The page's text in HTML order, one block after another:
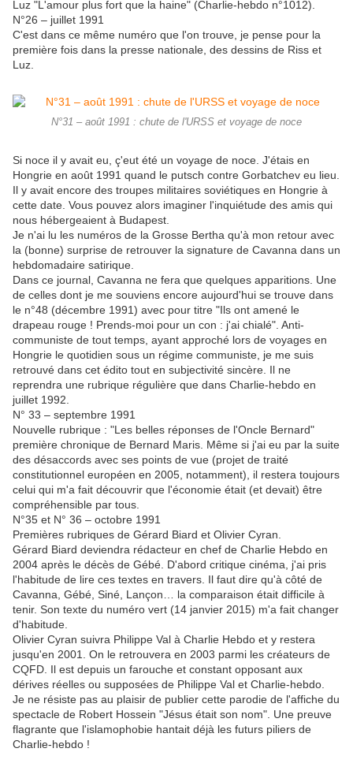
Luz "L'amour plus fort que la haine" (Charlie-hebdo n°1012).
N°26 – juillet 1991
C'est dans ce même numéro que l'on trouve, je pense pour la
première fois dans la presse nationale, des dessins de Riss et
Luz.
N°31 – août 1991 : chute de l'URSS et voyage de noce
Si noce il y avait eu, ç'eut été un voyage de noce. J'étais en
Hongrie en août 1991 quand le putsch contre Gorbatchev eu lieu.
Il y avait encore des troupes militaires soviétiques en Hongrie à
cette date. Vous pouvez alors imaginer l'inquiétude des amis qui
nous hébergeaient à Budapest.
Je n'ai lu les numéros de la Grosse Bertha qu'à mon retour avec
la (bonne) surprise de retrouver la signature de Cavanna dans un
hebdomadaire satirique.
Dans ce journal, Cavanna ne fera que quelques apparitions. Une
de celles dont je me souviens encore aujourd'hui se trouve dans
le n°48 (décembre 1991) avec pour titre "Ils ont amené le
drapeau rouge ! Prends-moi pour un con : j'ai chialé". Anti-
communiste de tout temps, ayant approché lors de voyages en
Hongrie le quotidien sous un régime communiste, je me suis
retrouvé dans cet édito tout en subjectivité sincère. Il ne
reprendra une rubrique régulière que dans Charlie-hebdo en
juillet 1992.
N° 33 – septembre 1991
Nouvelle rubrique : "Les belles réponses de l'Oncle Bernard"
première chronique de Bernard Maris. Même si j'ai eu par la suite
des désaccords avec ses points de vue (projet de traité
constitutionnel européen en 2005, notamment), il restera toujours
celui qui m'a fait découvrir que l'économie était (et devait) être
compréhensible par tous.
N°35 et N° 36 – octobre 1991
Premières rubriques de Gérard Biard et Olivier Cyran.
Gérard Biard deviendra rédacteur en chef de Charlie Hebdo en
2004 après le décès de Gébé. D'abord critique cinéma, j'ai pris
l'habitude de lire ces textes en travers. Il faut dire qu'à côté de
Cavanna, Gébé, Siné, Lançon… la comparaison était difficile à
tenir. Son texte du numéro vert (14 janvier 2015) m'a fait changer
d'habitude.
Olivier Cyran suivra Philippe Val à Charlie Hebdo et y restera
jusqu'en 2001. On le retrouvera en 2003 parmi les créateurs de
CQFD. Il est depuis un farouche et constant opposant aux
dérives réelles ou supposées de Philippe Val et Charlie-hebdo.
Je ne résiste pas au plaisir de publier cette parodie de l'affiche du
spectacle de Robert Hossein "Jésus était son nom". Une preuve
flagrante que l'islamophobie hantait déjà les futurs piliers de
Charlie-hebdo !